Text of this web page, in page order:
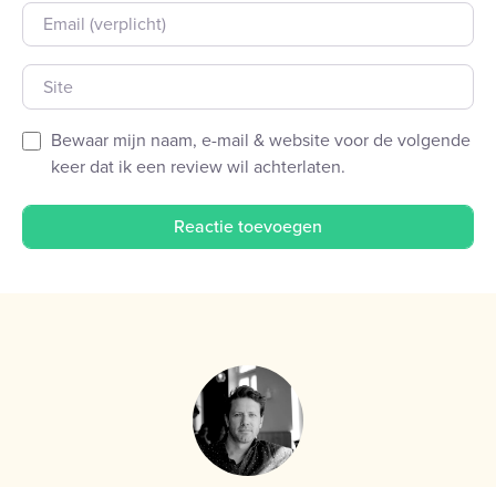
E-mail
Site
Bewaar mijn naam, e-mail & website voor de volgende
keer dat ik een review wil achterlaten.